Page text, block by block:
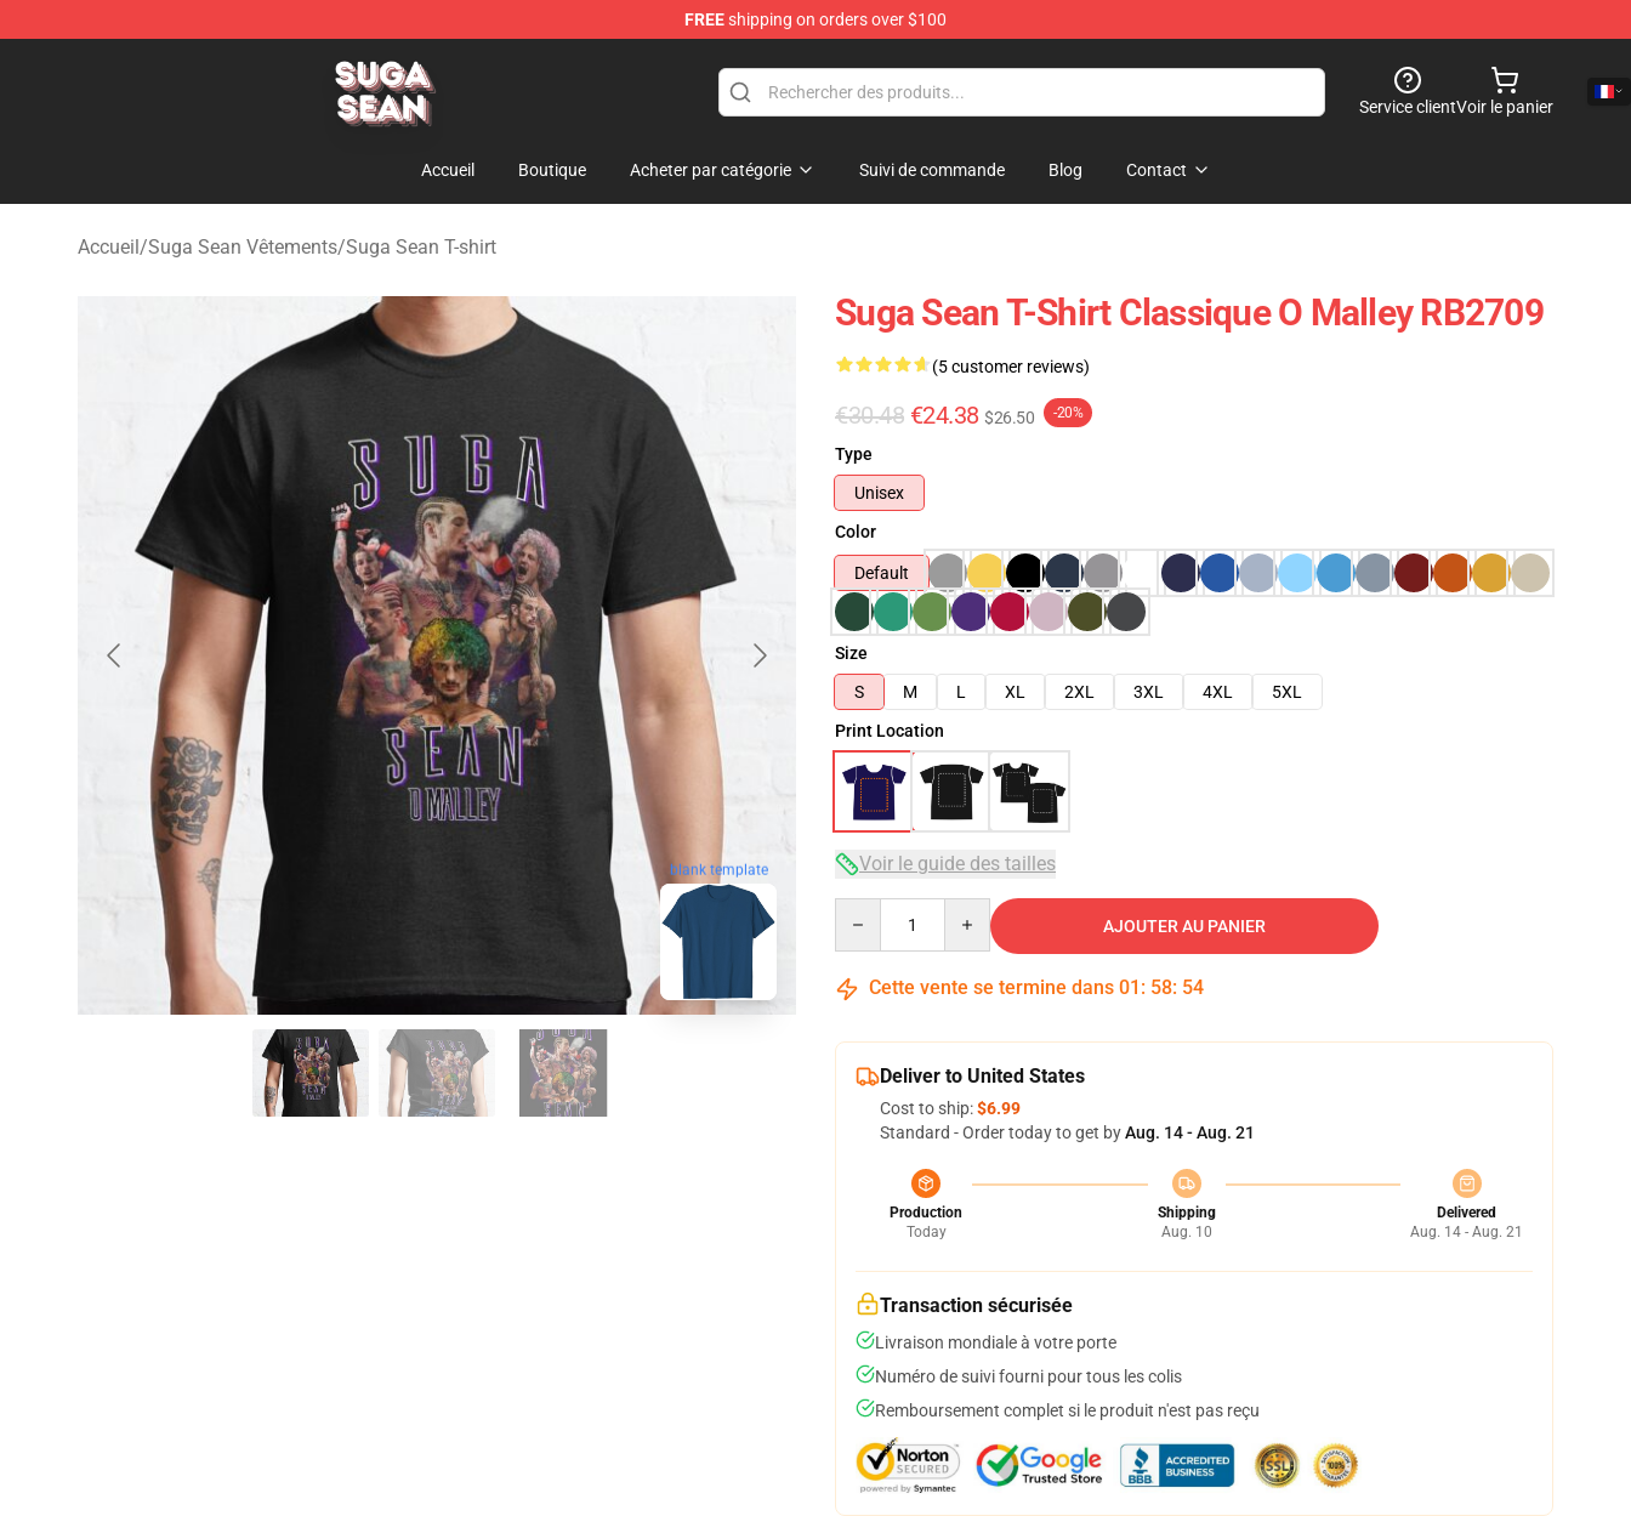
FREEshipping on orders over $100
Suga Sean Shop - Official Suga Sean Merchandise Store
Service clientVoir le panier
Accueil Boutique Acheter par catégorie Suivi de commande Blog Contact
Accueil/Suga Sean Vêtements/Suga Sean T-shirt
blank template
Suga Sean T-Shirt Classique O Malley RB2709
(5 customer reviews)
€30.48 €24.38 $26.50 -20%
Type
Unisex
Color
Default
Size
S
M L XL 2XL 3XL 4XL
5XL
Print Location
Voir le guide des tailles
AJOUTER AU PANIER
Cette vente se termine dans 01 : 58: 53
Deliver to United States
Cost to ship:$6.99
Standard - Order today to get byAug. 14 - Aug. 21
Production
Today
Shipping
Aug. 10
Delivered
Aug. 14 - Aug. 21
Transaction sécurisée
Livraison mondiale à votre porte
Numéro de suivi fourni pour tous les colis
Remboursement complet si le produit n'est pas reçu